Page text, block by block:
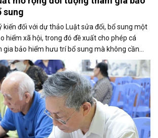
sung
kiến đối với dự thảo Luật sửa đổi, bổ sung một
hiểm xã hội, trong đó đề xuất cho phép cá
bảo hiểm hưu trí bổ sung mà không cần
dụng lao động. Dự thảo cũng điều chỉnh cách
hiểm xã hội nhằm bảo đảm quyền lợi cho